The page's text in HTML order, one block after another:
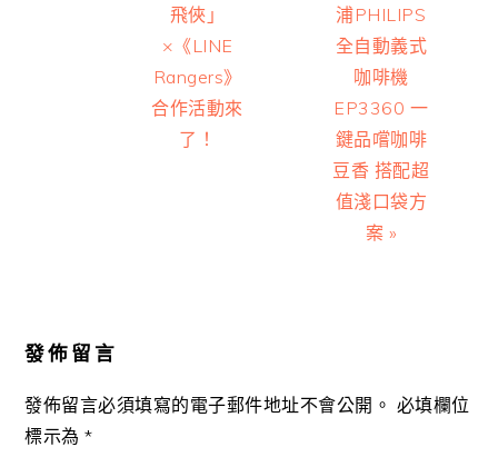
Post:
飛俠」
×《LINE
Rangers》
合作活動來
了！
Post:
浦PHILIPS
全自動義式
咖啡機
EP3360 一
鍵品嚐咖啡
豆香 搭配超
值淺口袋方
案 »
發佈留言
發佈留言必須填寫的電子郵件地址不會公開。 必填欄位
標示為*